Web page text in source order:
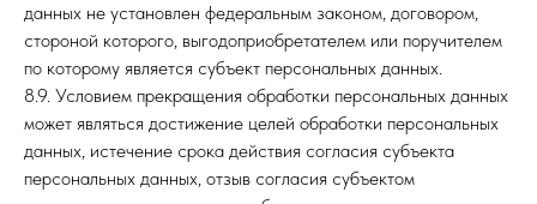
данных не установлен федеральным законом, договором,
стороной которого, выгодоприобретателем или поручителем
по которому является субъект персональных данных.
8.9. Условием прекращения обработки персональных данных
может являться достижение целей обработки персональных
данных, истечение срока действия согласия субъекта
персональных данных, отзыв согласия субъектом